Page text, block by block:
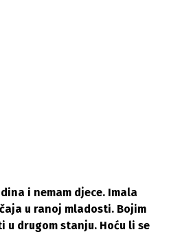
i nemam djece. Imala
u ranoj mladosti. Bojim
u drugom stanju. Hoću li se